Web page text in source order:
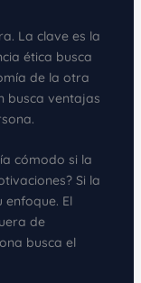
La clave es la
ética busca
de la otra
busca ventajas
cómodo si la
Si la
El
de
busca el